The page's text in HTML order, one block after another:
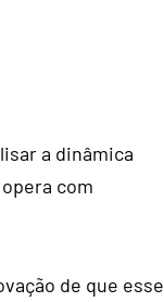
a dinâmica
com
de que esse